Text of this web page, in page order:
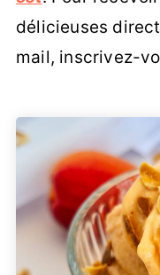
délicieuses
mail, inscrivez-